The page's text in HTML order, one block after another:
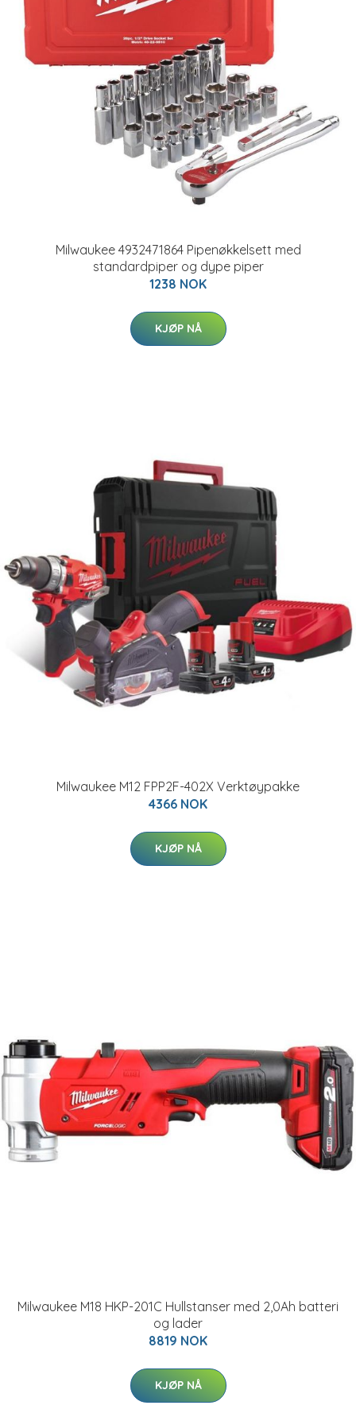
Milwaukee 4932471864 Pipenøkkelsett med
standardpiper og dype piper
1238 NOK
KJØP NÅ
Milwaukee M12 FPP2F-402X Verktøypakke
4366 NOK
KJØP NÅ
Milwaukee M18 HKP-201C Hullstanser med 2,0Ah batteri
og lader
8819 NOK
KJØP NÅ